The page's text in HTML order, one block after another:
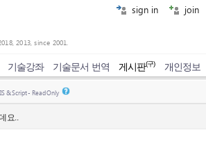
sign in join
2013, since 2001.
기술강좌 기술문서 번역 게시판(구) 개인정보
IIS & Script - Read Only
요..